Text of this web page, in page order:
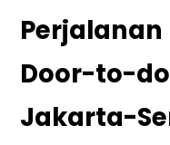
Door-to-
Jakarta-